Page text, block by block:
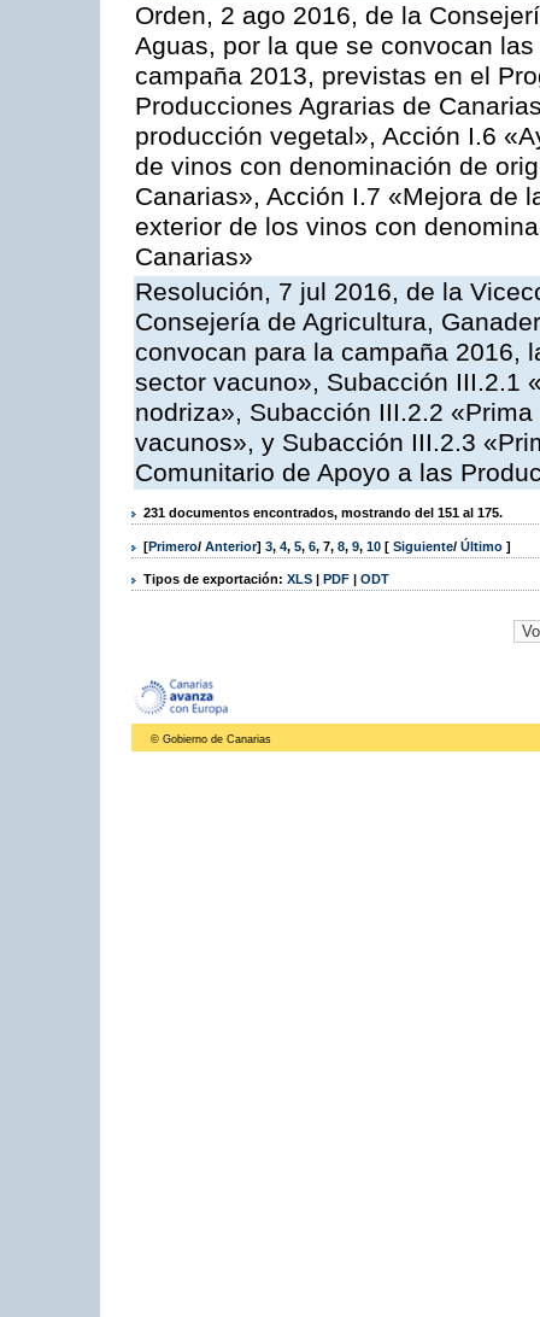
Orden, 2 ago 2016, de la
Aguas, por la que se convocan
campaña 2013, previstas en el
Producciones Agrarias de
producción vegetal», Acción I.6
de vinos con denominación de
Canarias», Acción I.7 «Mejora de
exterior de los vinos con
Canarias»
Resolución, 7 jul 2016, de la
Consejería de Agricultura,
convocan para la campaña 2016,
sector vacuno», Subacción III.2.1
nodriza», Subacción III.2.2
vacunos», y Subacción III.2.3
Comunitario de Apoyo a las
231 documentos encontrados, mostrando del 151 al 175.
[Primero/ Anterior] 3, 4, 5, 6, 7, 8, 9, 10 [ Siguiente/ Último ]
Tipos de exportación: XLS | PDF | ODT
© Gobierno de Canarias